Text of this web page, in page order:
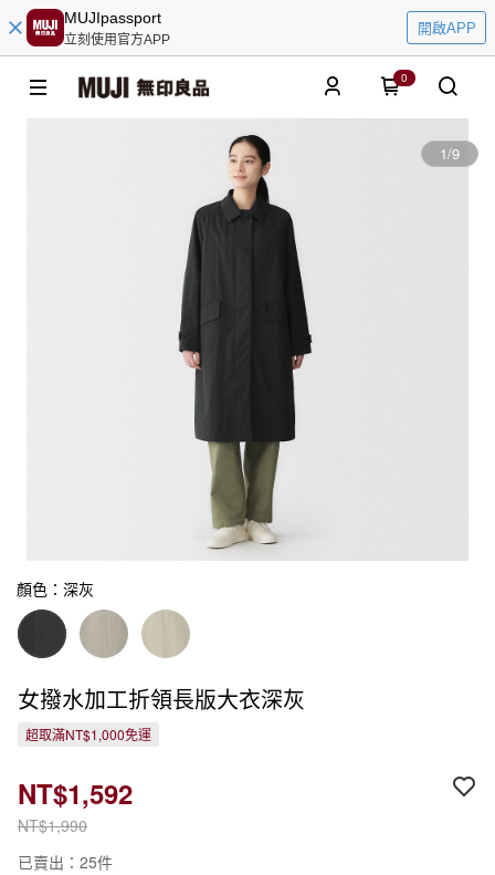
MUJIpassport
立刻使用官方APP
開啟APP
0
1/9
顏色：深灰
女撥水加工折領長版大衣深灰
超取滿NT$1,000免運
NT$1,990
NT$1,592
已賣出：25件